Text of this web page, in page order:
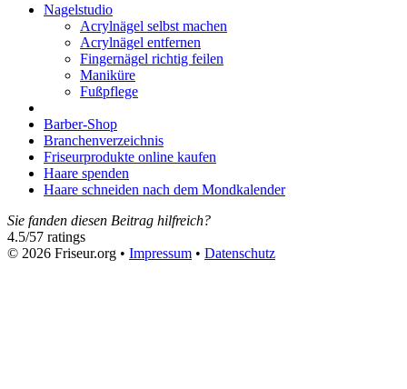
Nagelstudio
Acrylnägel selbst machen
Acrylnägel entfernen
Fingernägel richtig feilen
Maniküre
Fußpflege
Barber-Shop
Branchenverzeichnis
Friseurprodukte online kaufen
Haare spenden
Haare schneiden nach dem Mondkalender
Sie fanden diesen Beitrag hilfreich?
4.5/57 ratings
© 2026 Friseur.org • Impressum • Datenschutz